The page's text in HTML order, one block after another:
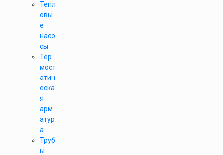
Тепл
овы
е
насо
сы
Тер
мост
атич
еска
я
арм
атур
а
Труб
ы